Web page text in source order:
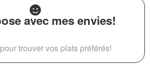
avec mes envies!
trouver vos plats préférés!